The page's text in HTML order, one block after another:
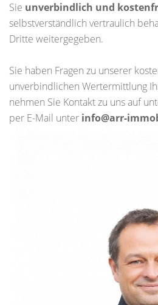
Sie unverbindlich und
selbstverständlich vertraulich
Dritte weitergegeben.
Sie haben Fragen zu unserer
unverbindlichen Wertermittlung
nehmen Sie Kontakt zu uns auf
per E-Mail unter info@arr-